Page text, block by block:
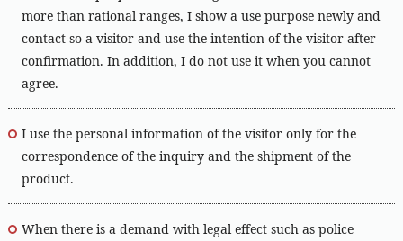
more than rational ranges, I show a use purpose newly and
contact so a visitor and use the intention of the visitor after
confirmation. In addition, I do not use it when you cannot
agree.
I use the personal information of the visitor only for the
correspondence of the inquiry and the shipment of the
product.
When there is a demand with legal effect such as police